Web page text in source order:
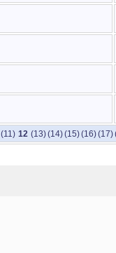
(11) 12 (13)(14)(15)(16)(17)